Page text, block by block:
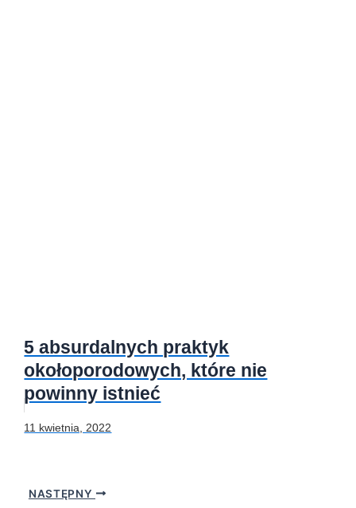
5 absurdalnych praktyk
okołoporodowych, które nie
powinny istnieć
11 kwietnia, 2022
NASTĘPNY